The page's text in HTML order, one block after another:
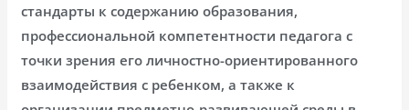
стандарты к содержанию образования,
профессиональной компетентности педагога с
точки зрения его личностно-ориентированного
взаимодействия с ребенком, а также к